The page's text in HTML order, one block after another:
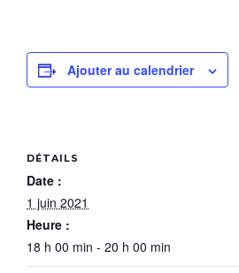
Ajouter au calendrier
DÉTAILS
Date :
1 juin 2021
Heure :
18 h 00 min - 20 h 00 min